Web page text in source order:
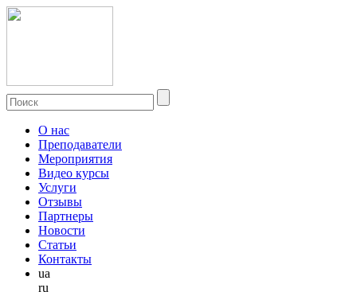
О нас
Преподаватели
Мероприятия
Видео курсы
Услуги
Отзывы
Партнеры
Новости
Статьи
Контакты
ua
ru